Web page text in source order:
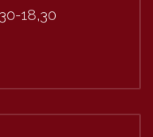
18,30